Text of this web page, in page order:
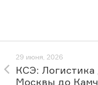
29 июня, 2026
КСЭ: Логистика
Москвы до